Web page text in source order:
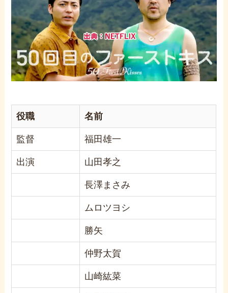
役職 名前
監督 福田雄一
出演 山田孝之
長澤まさみ
ムロツヨシ
勝矢
仲野太賀
山崎紘菜